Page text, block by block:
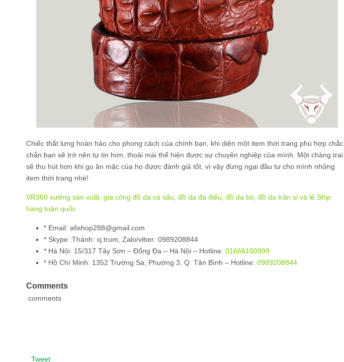
Chiếc thắt lưng hoàn hảo cho phong cách của chính bạn, khi diện một item thời trang phù hợp chắc
chắn bạn sẽ trở nên tự tin hơn, thoải mái thể hiện được sự chuyên nghiệp của mình. Một chàng trai
sẽ thu hút hơn khi gu ăn mặc của họ được đánh giá tốt, vì vậy đừng ngại đầu tư cho mình những
item thời trang nhé!
VR360 xưởng sản xuất, gia công đồ da cá sấu, đồ da đà điểu, đồ da bò, đồ da trăn sỉ và lẻ Ship
hàng toàn quốc
* Email: afishop288@gmail.com
* Skype :Thành: xj.trum, Zalo/viber: 0989208844
* Hà Nội: 15/317 Tây Sơn – Đống Đa – Hà Nội – Hotline: 01666100999
* Hồ Chí Minh: 1352 Trường Sa, Phường 3, Q. Tân Bình – Hotline: 0989208844
Comments
comments
Tweet